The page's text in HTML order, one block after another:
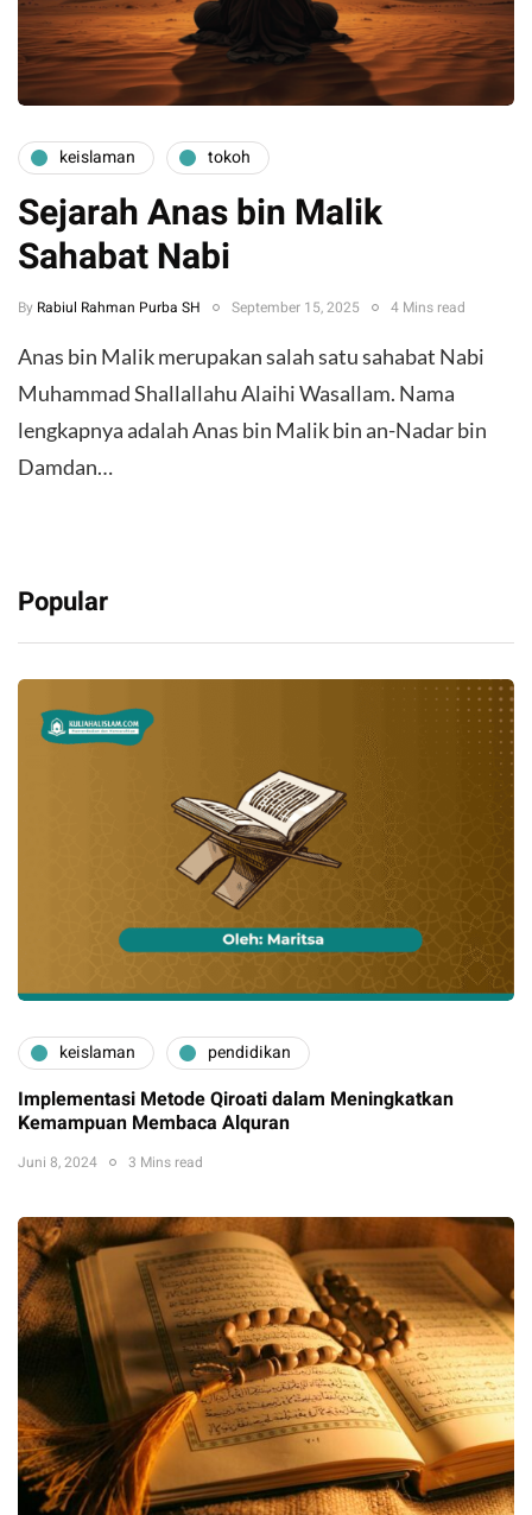
keislaman tokoh
Sejarah Anas bin Malik
Sahabat Nabi
By Rabiul Rahman Purba SH September 15, 2025 4 Mins read
Anas bin Malik merupakan salah satu sahabat Nabi
Muhammad Shallallahu Alaihi Wasallam. Nama
lengkapnya adalah Anas bin Malik bin an-Nadar bin
Damdan…
Popular
keislaman pendidikan
Implementasi Metode Qiroati dalam Meningkatkan
Kemampuan Membaca Alquran
Juni 8, 2024 3 Mins read